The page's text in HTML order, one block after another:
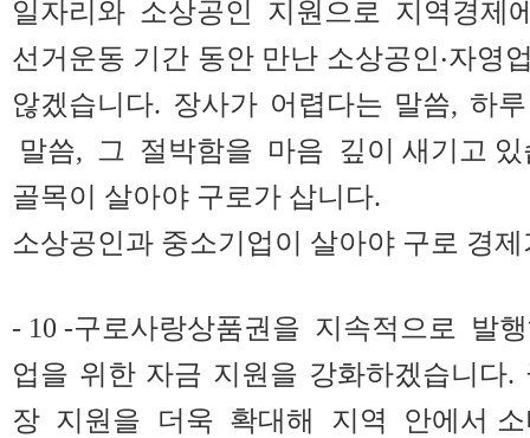
일자리와 소상공인 지원으로 지역경제
선거운동 기간 동안 만난 소상공인‧자영
않겠습니다. 장사가 어렵다는 말씀, 하
말씀, 그 절박함을 마음 깊이 새기고 있
골목이 살아야 구로가 삽니다.
소상공인과 중소기업이 살아야 구로 경
- 10 -구로사랑상품권을 지속적으로 발
업을 위한 자금 지원을 강화하겠습니다
장 지원을 더욱 확대해 지역 안에서 소